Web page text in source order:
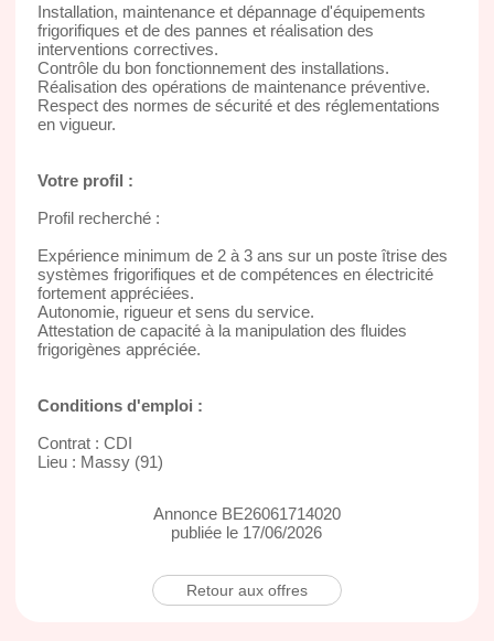
Installation, maintenance et dépannage d'équipements
frigorifiques et de des pannes et réalisation des
interventions correctives.
Contrôle du bon fonctionnement des installations.
Réalisation des opérations de maintenance préventive.
Respect des normes de sécurité et des réglementations
en vigueur.
Votre profil :
Profil recherché :
Expérience minimum de 2 à 3 ans sur un poste îtrise des
systèmes frigorifiques et de compétences en électricité
fortement appréciées.
Autonomie, rigueur et sens du service.
Attestation de capacité à la manipulation des fluides
frigorigènes appréciée.
Conditions d'emploi :
Contrat : CDI
Lieu : Massy (91)
Annonce BE26061714020
publiée le 17/06/2026
Retour aux offres